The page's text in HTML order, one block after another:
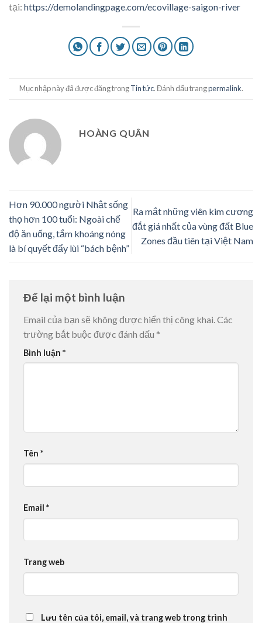
tại: https://demolandingpage.com/ecovillage-saigon-river
Mục nhập này đã được đăng trongTin tức. Đánh dấu trangpermalink.
HOÀNG QUÂN
Hơn 90.000 người Nhật sống
thọ hơn 100 tuổi: Ngoài chế
độ ăn uống, tắm khoáng nóng
là bí quyết đẩy lùi “bách bệnh”
Ra mắt những viên kim cương
đắt giá nhất của vùng đất Blue
Zones đầu tiên tại Việt Nam
Để lại một bình luận
Email của bạn sẽ không được hiển thị công khai. Các
trường bắt buộc được đánh dấu *
Bình luận *
Tên *
Email *
Trang web
Lưu tên của tôi, email, và trang web trong trình